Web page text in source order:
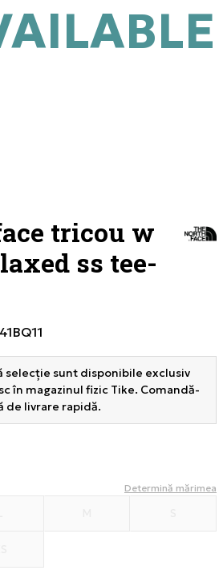
tricou w
ss tee-
selecție sunt disponibile exclusiv
în magazinul fizic Tike. Comandă-
de livrare rapidă.
Determină mărimea